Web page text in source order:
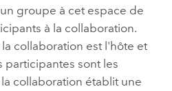
groupe à cet espace de
à la collaboration.
collaboration est l'hôte et
participantes sont les
collaboration établit une